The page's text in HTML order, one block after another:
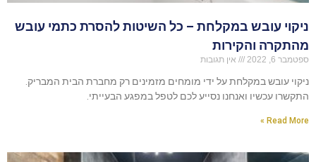
ניקוי עובש במקלחת – כל השיטות להסרת כתמי עובש
מהתקרה והקירות
ספטמבר 6, 2022 אין תגובות
ניקוי עובש במקלחת על ידי מומחים מזמינים רק מחברת הבית המבריק.
התקשרו עכשיו ואנחנו נסייע לכם לטפל במפגע הבעייתי.
Read More »